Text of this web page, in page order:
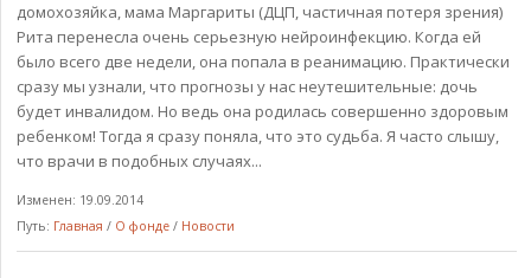
домохозяйка, мама Маргариты (ДЦП, частичная потеря зрения)
Рита перенесла очень серьезную нейроинфекцию. Когда ей
было всего две недели, она попала в реанимацию. Практически
сразу мы узнали, что прогнозы у нас неутешительные: дочь
будет инвалидом. Но ведь она родилась совершенно здоровым
ребенком! Тогда я сразу поняла, что это судьба. Я часто слышу,
что врачи в подобных случаях...
Изменен: 19.09.2014
Путь: Главная / О фонде / Новости